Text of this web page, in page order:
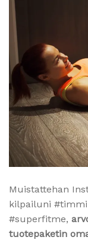
Muistattehan
kilpailuni
#superfitme,
tuotepaketin